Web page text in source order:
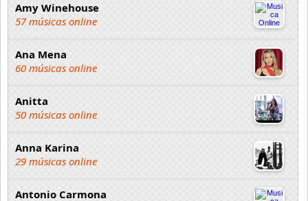
Amy Winehouse
57 músicas online
Ana Mena
60 músicas online
Anitta
50 músicas online
Anna Karina
29 músicas online
Antonio Carmona